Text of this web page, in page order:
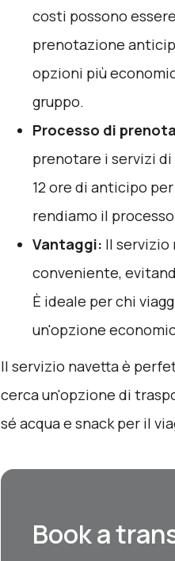
costi possono
prenotazione
opzioni più
gruppo.
Processo di
prenotare i servizi
12 ore di anticipo
rendiamo il
Vantaggi: Il servizio
conveniente,
È ideale per chi
un'opzione
Il servizio navetta è
cerca un'opzione di
sé acqua e snack per il
Book a